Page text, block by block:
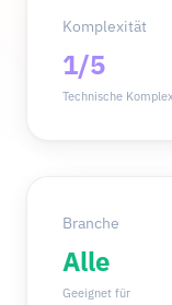
Komplexität
1/5
Technische
Branche
Alle
Geeignet für